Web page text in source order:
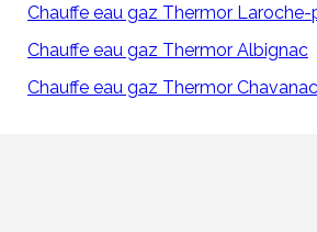
Chauffe eau gaz Thermor
Chauffe eau gaz Thermor Albignac
Chauffe eau gaz Thermor Chavanac